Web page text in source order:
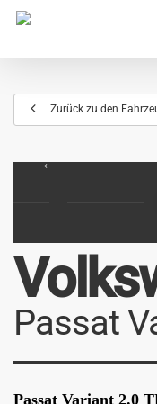
Zurück zu den
Passat
Passat Variant 2.0